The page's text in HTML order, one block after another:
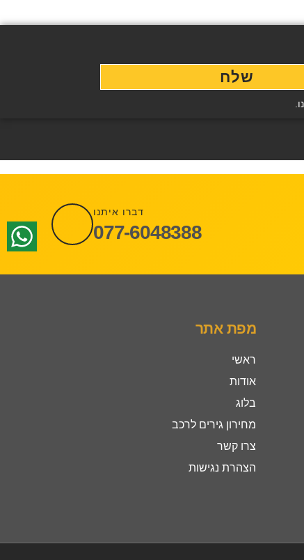
שלח
דברו איתנו
077-6048388
מפת אתר
ראשי
אודות
בלוג
מחירון גירים לרכב
צרו קשר
הצהרת נגישות